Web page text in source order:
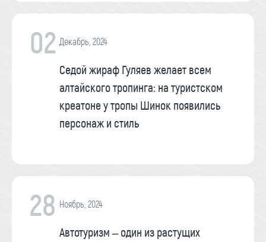
02 Декабрь, 2024
Седой жираф Гуляев желает всем
алтайского тропинга: на туристском
креатоне у тропы Шинок появились
персонаж и стиль
28 Ноябрь, 2024
Автотуризм – один из растущих